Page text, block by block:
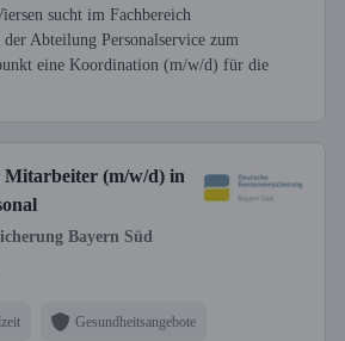
sucht im Fachbereich
Abteilung Personalservice zum
eine Koordination (m/w/d) für die
(m/w/d) in
Bayern Süd
Gesundheitsangebote